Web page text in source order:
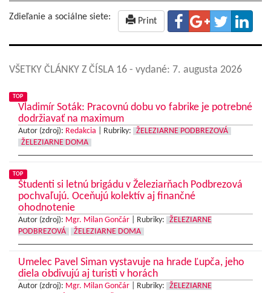
Zdieľanie a sociálne siete: Print
VŠETKY ČLÁNKY Z ČÍSLA 16 - vydané: 7. augusta 2026
TOP
Vladimír Soták: Pracovnú dobu vo fabrike je potrebné
dodržiavať na maximum
Autor (zdroj): Redakcia Rubriky:
ŽELEZIARNE PODBREZOVÁ
ŽELEZIARNE DOMA
TOP
Študenti si letnú brigádu v Železiarňach Podbrezová
pochvaľujú. Oceňujú kolektív aj finančné
ohodnotenie
Autor (zdroj): Mgr. Milan Gončár Rubriky:
ŽELEZIARNE
PODBREZOVÁ
ŽELEZIARNE DOMA
Umelec Pavel Siman vystavuje na hrade Ľupča, jeho
diela obdivujú aj turisti v horách
Autor (zdroj): Mgr. Milan Gončár Rubriky:
ŽELEZIARNE